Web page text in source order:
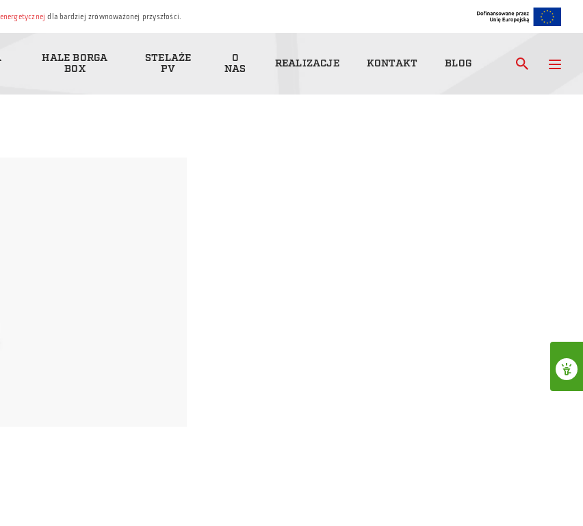
dla bardziej zrównoważonej przyszłości.
HALE BORGA
BOX
STELAŻE
PV
O
NAS
REALIZACJE KONTAKT BLOG